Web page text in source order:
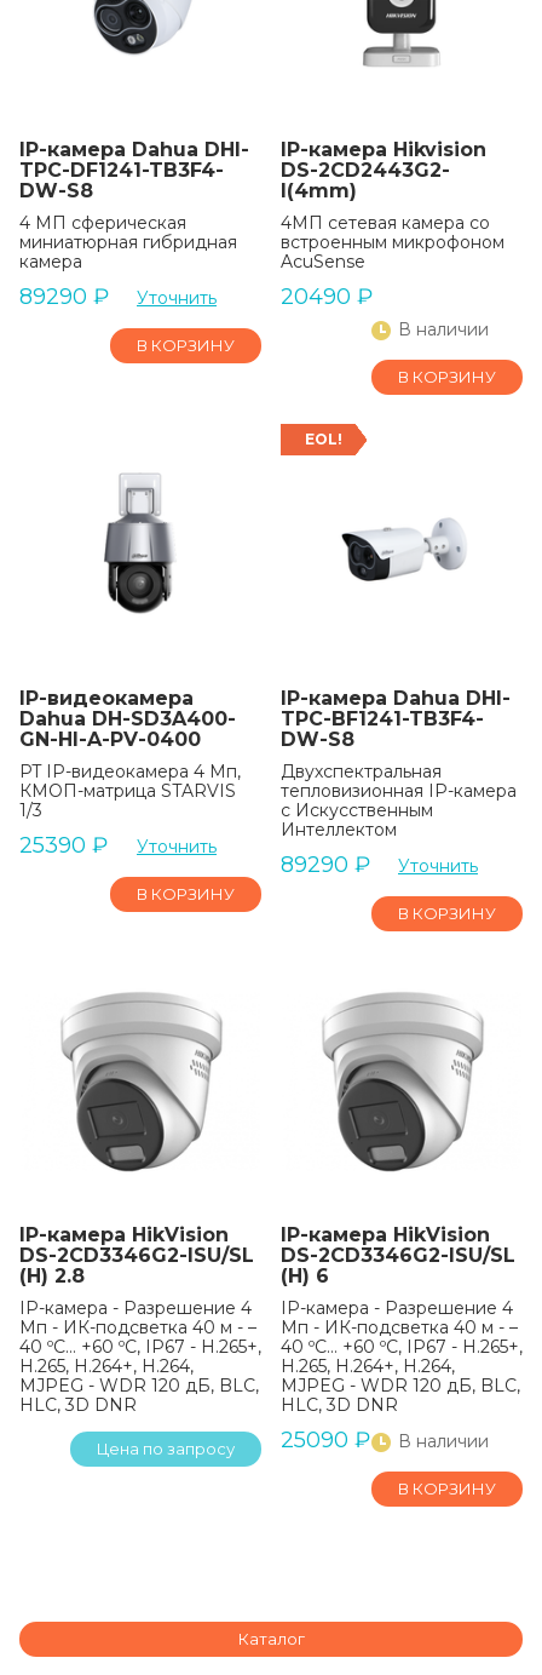
IP-камера Dahua DHI-
TPC-DF1241-TB3F4-
DW-S8
4 МП сферическая
миниатюрная гибридная
камера
89290 ₽ Уточнить
В КОРЗИНУ
IP-камера Hikvision
DS-2CD2443G2-
I(4mm)
4МП сетевая камера со
встроенным микрофоном
AcuSense
20490 ₽
В наличии
В КОРЗИНУ
IP-видеокамера
Dahua DH-SD3A400-
GN-HI-A-PV-0400
PT IP-видеокамера 4 Мп,
КМОП-матрица STARVIS
1/3
25390 ₽ Уточнить
В КОРЗИНУ
EOL!
IP-камера Dahua DHI-
TPC-BF1241-TB3F4-
DW-S8
Двухспектральная
тепловизионная IP-камера
с Искусственным
Интеллектом
89290 ₽ Уточнить
В КОРЗИНУ
IP-камера HikVision
DS-2CD3346G2-ISU/SL
(H) 2.8
IP-камера - Разрешение 4
Мп - ИК-подсветка 40 м - –
40 ºC… +60 ºC, IP67 - H.265+,
H.265, H.264+, H.264,
MJPEG - WDR 120 дБ, BLC,
HLC, 3D DNR
Цена по запросу
IP-камера HikVision
DS-2CD3346G2-ISU/SL
(H) 6
IP-камера - Разрешение 4
Мп - ИК-подсветка 40 м - –
40 ºC… +60 ºC, IP67 - H.265+,
H.265, H.264+, H.264,
MJPEG - WDR 120 дБ, BLC,
HLC, 3D DNR
25090 ₽ В наличии
В КОРЗИНУ
Каталог